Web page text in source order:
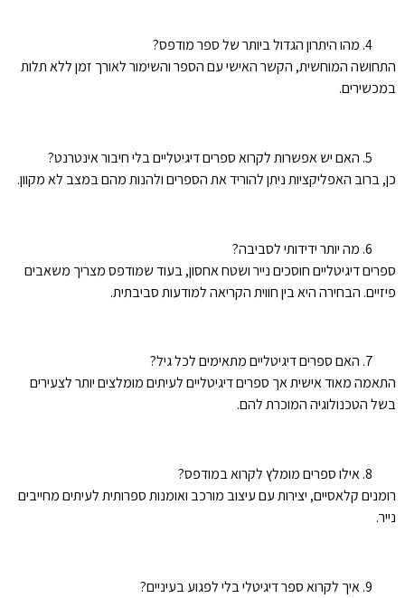
מהו היתרון הגדול ביותר של ספר מודפס?
התחושה המוחשית, הקשר האישי עם הספר והשימור לאורך זמן ללא תלות
במכשירים.
האם יש אפשרות לקרוא ספרים דיגיטליים בלי חיבור אינטרנט?
כן, ברוב האפליקציות ניתן להוריד את הספרים ולהנות מהם במצב לא מקוון.
מה יותר ידידותי לסביבה?
ספרים דיגיטליים חוסכים נייר ושטח אחסון, בעוד שמודפס מצריך משאבים
פיזיים. הבחירה היא בין חווית הקריאה למודעות סביבתית.
האם ספרים דיגיטליים מתאימים לכל גיל?
התאמה מאוד אישית אך ספרים דיגיטליים לעיתים מומלצים יותר לצעירים
בשל הטכנולוגיה המוכרת להם.
אילו ספרים מומלץ לקרוא במודפס?
רומנים קלאסיים, יצירות עם עיצוב מורכב ואומנות ספרותית לעיתים מחייבים
נייר.
איך לקרוא ספר דיגיטלי בלי לפגוע בעיניים?